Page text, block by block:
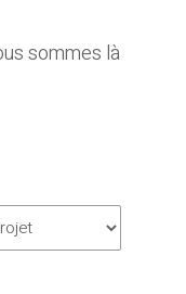
sommes là